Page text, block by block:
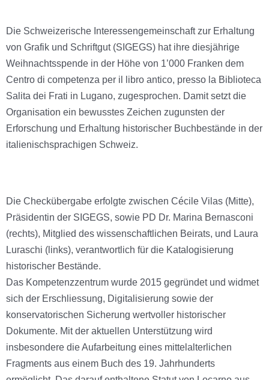
Die Schweizerische Interessengemeinschaft zur Erhaltung
von Grafik und Schriftgut (SIGEGS) hat ihre diesjährige
Weihnachtsspende in der Höhe von 1’000 Franken dem
Centro di competenza per il libro antico, presso la Biblioteca
Salita dei Frati in Lugano, zugesprochen. Damit setzt die
Organisation ein bewusstes Zeichen zugunsten der
Erforschung und Erhaltung historischer Buchbestände in der
italienischsprachigen Schweiz.
Die Checkübergabe erfolgte zwischen Cécile Vilas (Mitte),
Präsidentin der SIGEGS, sowie PD Dr. Marina Bernasconi
(rechts), Mitglied des wissenschaftlichen Beirats, und Laura
Luraschi (links), verantwortlich für die Katalogisierung
historischer Bestände.
Das Kompetenzzentrum wurde 2015 gegründet und widmet
sich der Erschliessung, Digitalisierung sowie der
konservatorischen Sicherung wertvoller historischer
Dokumente. Mit der aktuellen Unterstützung wird
insbesondere die Aufarbeitung eines mittelalterlichen
Fragments aus einem Buch des 19. Jahrhunderts